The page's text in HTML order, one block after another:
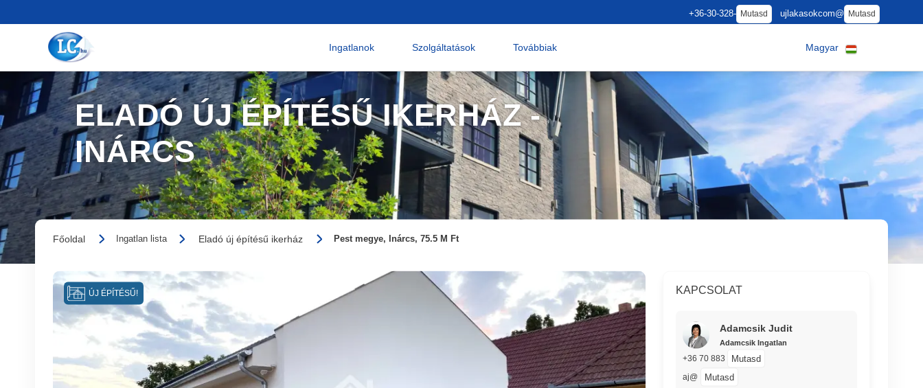
+36-30-328- Mutasd ujlakasokcom@ Mutasd
Ingatlanok Szolgáltatások Továbbiak Magyar
ELADÓ ÚJ ÉPÍTÉSŰ IKERHÁZ -
INÁRCS
Főoldal Ingatlan lista Eladó új építésű ikerház Pest megye, Inárcs, 75.5 M Ft
ÚJ ÉPÍTÉSŰ! KAPCSOLAT
Adamcsik Judit
Adamcsik Ingatlan
+36 70 883 Mutasd
aj@ Mutasd